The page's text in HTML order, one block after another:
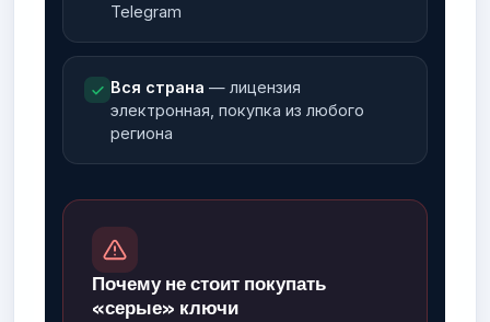
Telegram
Вся страна — лицензия
электронная, покупка из любого
региона
Почему не стоит покупать
«серые» ключи